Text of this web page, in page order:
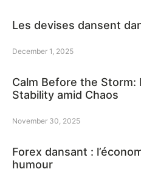
Les devises dansent
December 1, 2025
Calm Before the Storm:
Stability amid Chaos
November 30, 2025
Forex dansant :
humour